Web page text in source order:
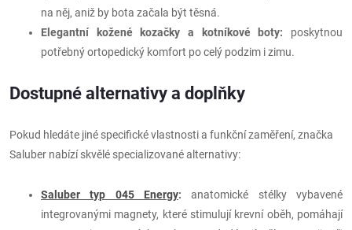
na něj, aniž by bota začala být těsná.
Elegantní kožené kozačky a kotníkové boty: poskytnou
potřebný ortopedický komfort po celý podzim i zimu.
Dostupné alternativy a doplňky
Pokud hledáte jiné specifické vlastnosti a funkční zaměření, značka
Saluber nabízí skvělé specializované alternativy:
Saluber typ 045 Energy: anatomické stélky vybavené
integrovanými magnety, které stimulují krevní oběh, pomáhají